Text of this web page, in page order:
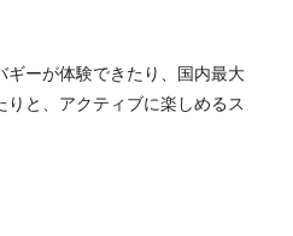
ギーが体験できたり、国内最大
と、アクティブに楽しめるス